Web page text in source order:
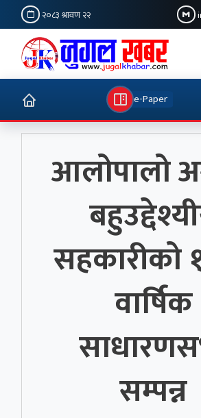
२०८३ श्रावण २२
e-Paper
आलोपालो
वार्षिक
सम्पन्न